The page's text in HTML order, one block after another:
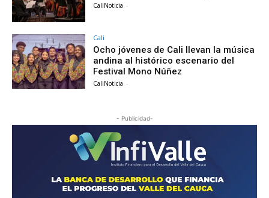
CaliNoticia -
Cali
Ocho jóvenes de Cali llevan la música
andina al histórico escenario del
Festival Mono Núñez
CaliNoticia -
- Publicidad-